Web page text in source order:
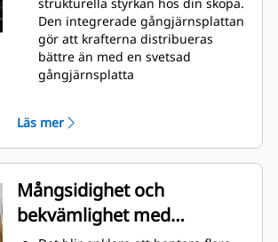
maskinens totala effektivitet.
Lasta mer material på kortare tid.
Skopans form och sidostänger
håller de flesta material i din
strukturella styrkan hos din skopa.
Den integrerade gångjärnsplattan
gör att krafterna distribueras
bättre än med en svetsad
gångjärnsplatta
stål, särskilt användbart på
extrema slitytor
Skydda extrema slitytor på skopan
bäst från att komma i kontakt med
material med Caterpillars redskap
med markkontakt (GET)
Högre produktion i krävande
Läs mer
Mångsidighet och
bekvämlighet med